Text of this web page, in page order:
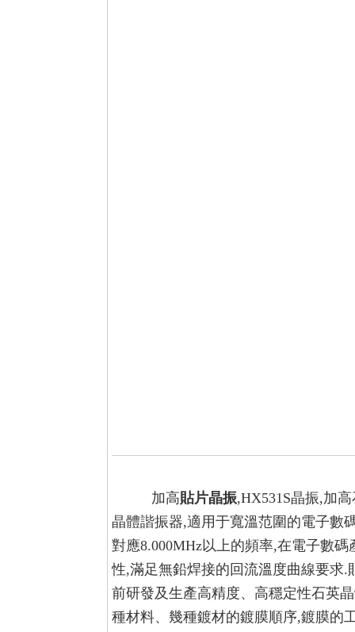
加高貼片晶振,HX531S晶振,加
晶體諧振器,適用于寬溫范圍的電子數
對應8.000MHz以上的頻率,在電子數
性,滿足無鉛焊接的回流溫度曲線要求
前研發及生產高精度、高穩定性石英
種材料、幾種鍍材的鍍膜順序,鍍膜